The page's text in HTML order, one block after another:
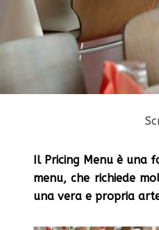
Il Pricing Menu è una
menu, che richiede
una vera e propria